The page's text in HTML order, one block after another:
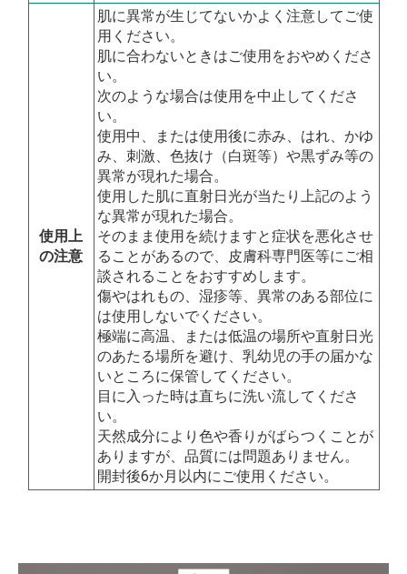
使用上
の注意
肌に異常が生じてないかよく注意してご使
用ください。
肌に合わないときはご使用をおやめくださ
い。
次のような場合は使用を中止してくださ
い。
使用中、または使用後に赤み、はれ、かゆ
み、刺激、色抜け（白斑等）や黒ずみ等の
異常が現れた場合。
使用した肌に直射日光が当たり上記のよう
な異常が現れた場合。
そのまま使用を続けますと症状を悪化させ
ることがあるので、皮膚科専門医等にご相
談されることをおすすめします。
傷やはれもの、湿疹等、異常のある部位に
は使用しないでください。
極端に高温、または低温の場所や直射日光
のあたる場所を避け、乳幼児の手の届かな
いところに保管してください。
目に入った時は直ちに洗い流してくださ
い。
天然成分により色や香りがばらつくことが
ありますが、品質には問題ありません。
開封後6か月以内にご使用ください。